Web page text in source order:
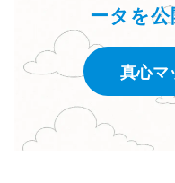
ータを
真心マ